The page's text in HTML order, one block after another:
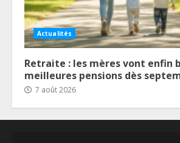
Actualités
Retraite : les mères vont enfin
meilleures pensions dès
7 août 2026